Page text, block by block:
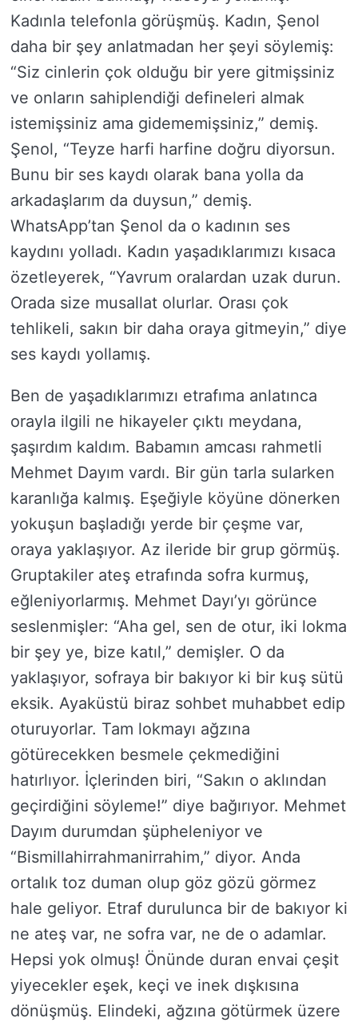
Kadınla telefonla görüşmüş. Kadın, Şenol
daha bir şey anlatmadan her şeyi söylemiş:
“Siz cinlerin çok olduğu bir yere gitmişsiniz
ve onların sahiplendiği defineleri almak
istemişsiniz ama gidememişsiniz,” demiş.
Şenol, “Teyze harfi harfine doğru diyorsun.
Bunu bir ses kaydı olarak bana yolla da
arkadaşlarım da duysun,” demiş.
WhatsApp’tan Şenol da o kadının ses
kaydını yolladı. Kadın yaşadıklarımızı kısaca
özetleyerek, “Yavrum oralardan uzak durun.
Orada size musallat olurlar. Orası çok
tehlikeli, sakın bir daha oraya gitmeyin,” diye
ses kaydı yollamış.
Ben de yaşadıklarımızı etrafıma anlatınca
orayla ilgili ne hikayeler çıktı meydana,
şaşırdım kaldım. Babamın amcası rahmetli
Mehmet Dayım vardı. Bir gün tarla sularken
karanlığa kalmış. Eşeğiyle köyüne dönerken
yokuşun başladığı yerde bir çeşme var,
oraya yaklaşıyor. Az ileride bir grup görmüş.
Gruptakiler ateş etrafında sofra kurmuş,
eğleniyorlarmış. Mehmet Dayı’yı görünce
seslenmişler: “Aha gel, sen de otur, iki lokma
bir şey ye, bize katıl,” demişler. O da
yaklaşıyor, sofraya bir bakıyor ki bir kuş sütü
eksik. Ayaküstü biraz sohbet muhabbet edip
oturuyorlar. Tam lokmayı ağzına
götürecekken besmele çekmediğini
hatırlıyor. İçlerinden biri, “Sakın o aklından
geçirdiğini söyleme!” diye bağırıyor. Mehmet
Dayım durumdan şüpheleniyor ve
“Bismillahirrahmanirrahim,” diyor. Anda
ortalık toz duman olup göz gözü görmez
hale geliyor. Etraf durulunca bir de bakıyor ki
ne ateş var, ne sofra var, ne de o adamlar.
Hepsi yok olmuş! Önünde duran envai çeşit
yiyecekler eşek, keçi ve inek dışkısına
dönüşmüş. Elindeki, ağzına götürmek üzere